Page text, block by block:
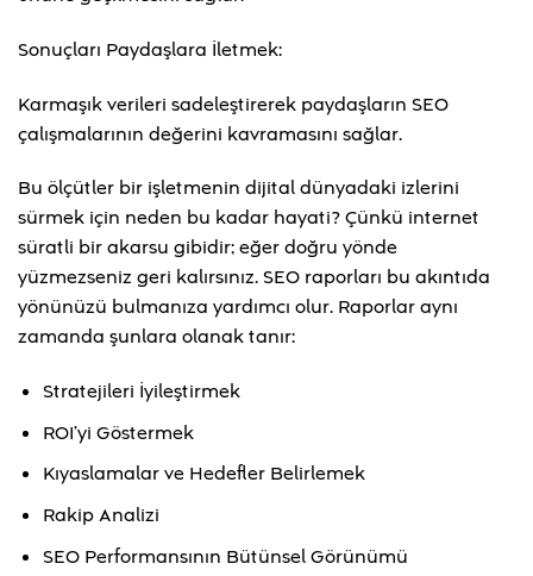
Sonuçları Paydaşlara İletmek:
Karmaşık verileri sadeleştirerek paydaşların SEO
çalışmalarının değerini kavramasını sağlar.
Bu ölçütler bir işletmenin dijital dünyadaki izlerini
sürmek için neden bu kadar hayati? Çünkü internet
süratli bir akarsu gibidir; eğer doğru yönde
yüzmezseniz geri kalırsınız. SEO raporları bu akıntıda
yönünüzü bulmanıza yardımcı olur. Raporlar aynı
zamanda şunlara olanak tanır:
Stratejileri İyileştirmek
ROI’yi Göstermek
Kıyaslamalar ve Hedefler Belirlemek
Rakip Analizi
SEO Performansının Bütünsel Görünümü